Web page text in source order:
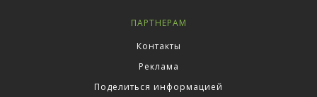
ПАРТНЕРАМ
Контакты
Реклама
Поделиться информацией